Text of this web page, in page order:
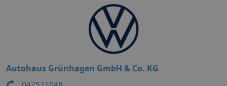
Autohaus Grünhagen GmbH & Co. KG
042521048